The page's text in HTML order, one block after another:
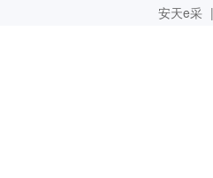
安天e采 |